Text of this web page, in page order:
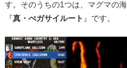
す。そのうちの1つは、マグマの
『 真・ぺガサイルート 』です。